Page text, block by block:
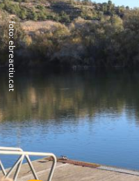
foto: ebreactiu.cat